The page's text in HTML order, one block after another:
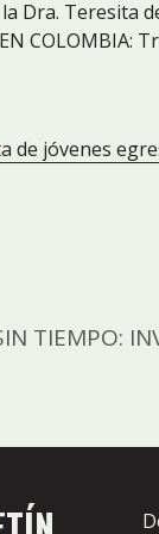
Dra. Teresita
EN
de jóvenes